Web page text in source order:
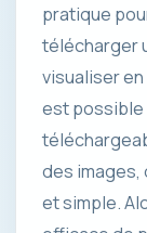
pratique
télécharger
visualiser
est
des images,
et simple.